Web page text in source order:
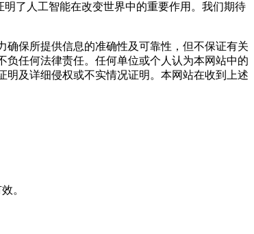
了人工智能在改变世界中的重要作用。我们期待
保所提供信息的准确性及可靠性，但不保证有关
任何法律责任。任何单位或个人认为本网站中的
及详细侵权或不实情况证明。本网站在收到上述
。